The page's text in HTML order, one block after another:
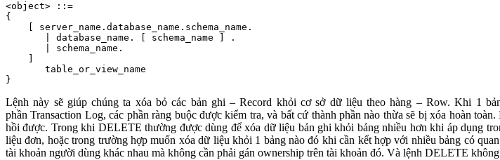
<object> ::=
{
[ server_name.database_name.schema_name.
| database_name. [ schema_name ] .
| schema_name.
table_or_view_name
}
Lệnh này sẽ giúp chúng ta xóa bỏ các bản ghi – Record khỏi cơ sở dữ liệu theo hàng – Row. Khi 1
phần Transaction Log, các phần ràng buộc được kiểm tra, và bất cứ thành phần nào thừa sẽ bị xóa hoàn
hồi được. Trong khi DELETE thường được dùng để xóa dữ liệu bản ghi khỏi bảng nhiều hơn khi áp dụng
liệu đơn, hoặc trong trường hợp muốn xóa dữ liệu khỏi 1 bảng nào đó khi cần kết hợp với nhiều bảng có
tài khoản người dùng khác nhau mà không cần phải gán ownership trên tài khoản đó. Và lệnh DELETE